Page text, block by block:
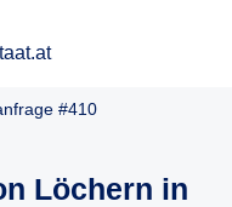
#410
Löchern in